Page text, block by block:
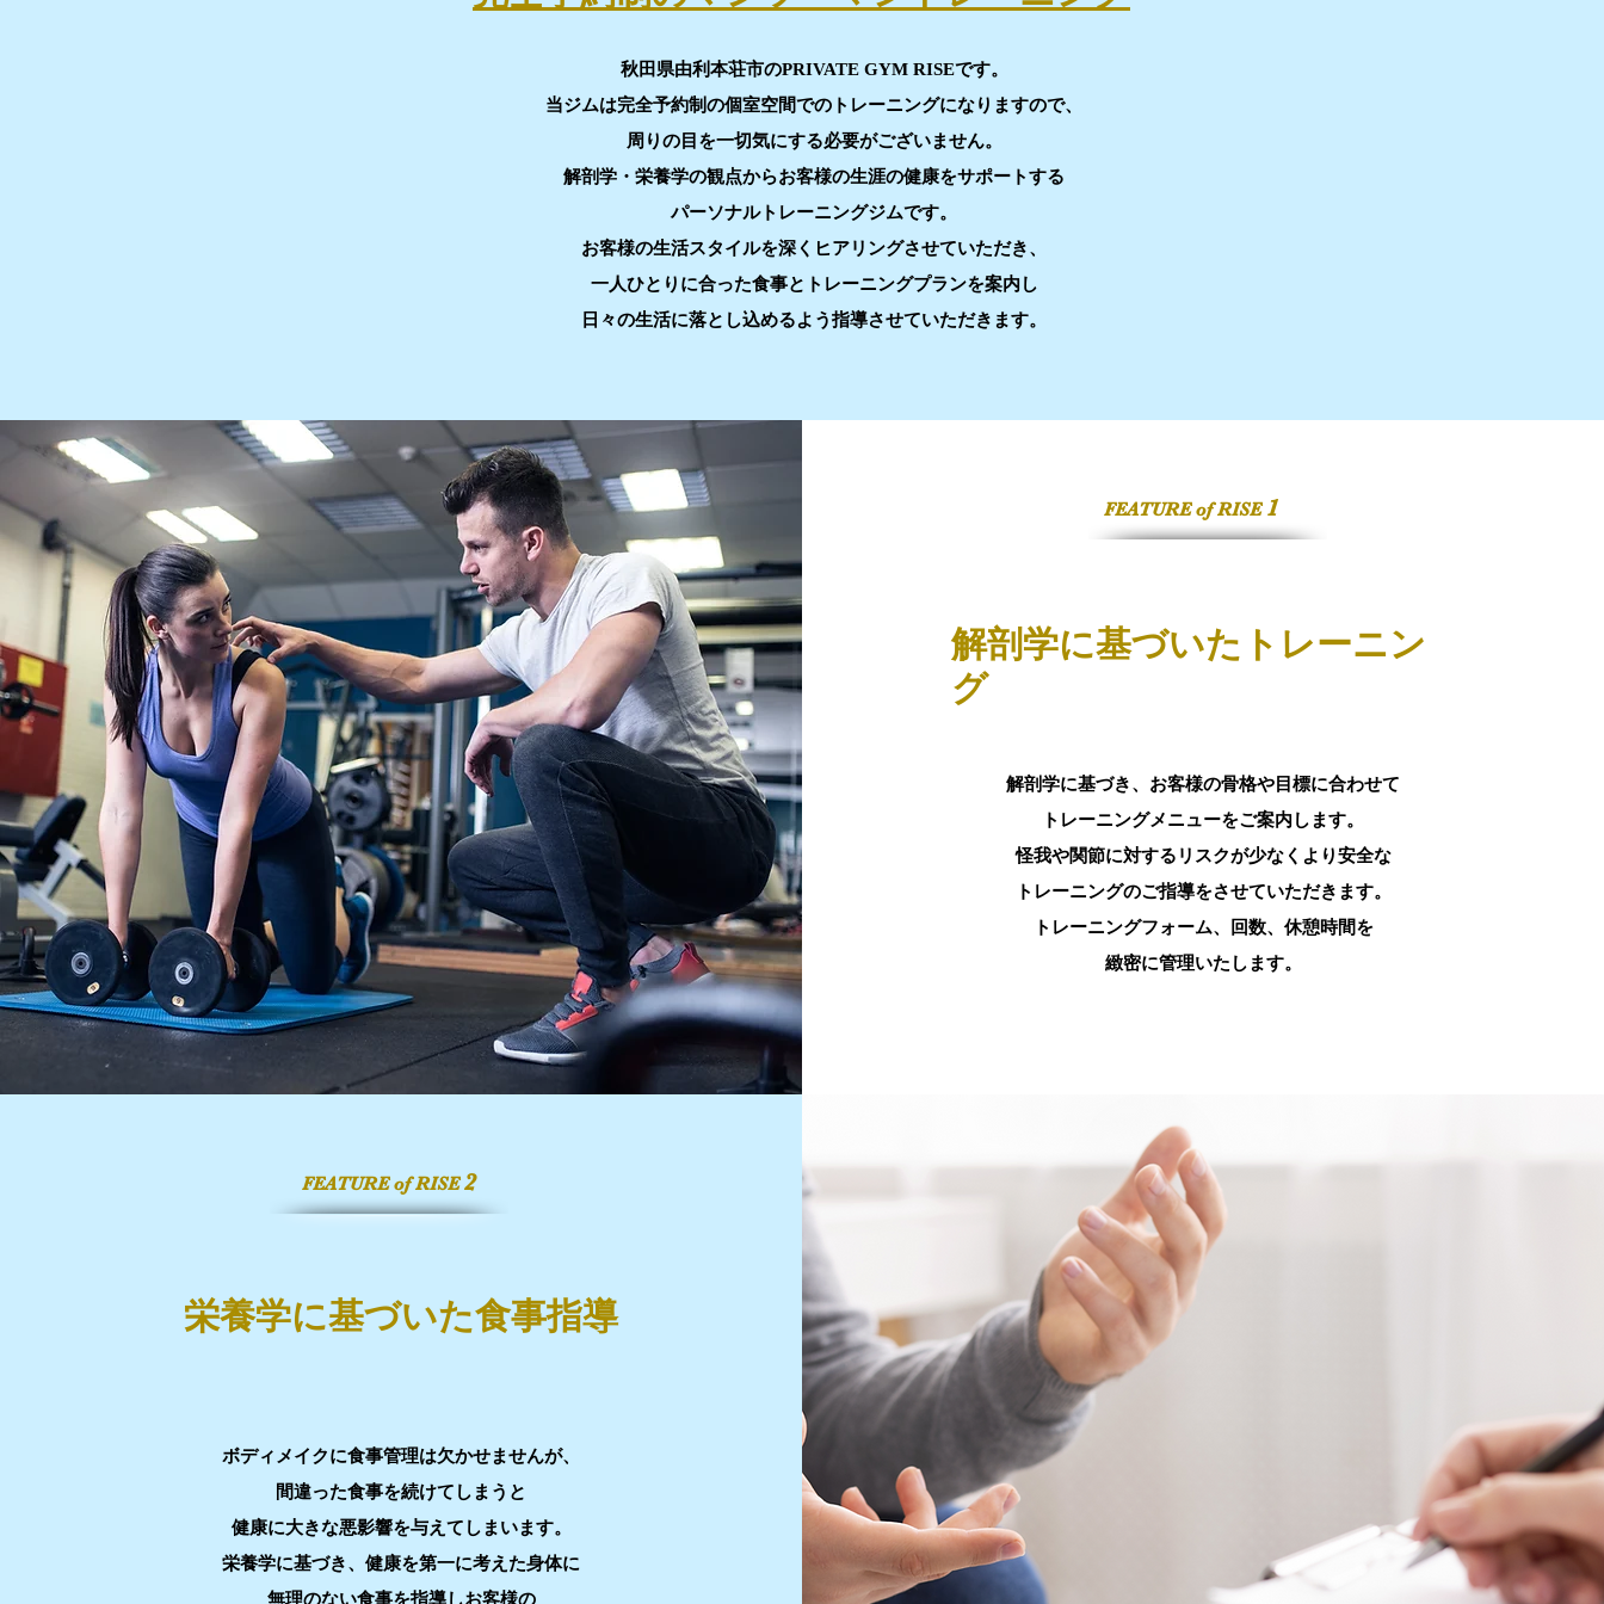
​秋田県由利本荘市のPRIVATE GYM RISEです。
当ジムは完全予約制の個室空間でのトレーニングになりますので、
周りの目を一切気にする必要がございません。
解剖学・栄養学の観点からお客様の生涯の健康をサポートする
パーソナルトレーニングジムです。
お客様の生活スタイルを深くヒアリングさせていただき、
一人ひとりに合った食事とトレーニングプランを案内し
日々の生活に落とし込めるよう指導させていただきます。
FEATURE of RISE 1
解剖学に基づいたトレーニン
グ
解剖学に基づき、お客様の骨格や目標に合わせて
トレーニングメニューをご案内します。
​怪我や関節に対するリスクが少なくより安全な
トレーニングのご指導をさせていただきます。
トレーニングフォーム、回数、休憩時間を
緻密に​管理いたします。
FEATURE of RISE2
栄養学に基づいた食事指導
ボディメイクに食事管理は欠かせませんが、
間違った食事を続けてしまうと
健康に大きな悪影響を与えてしまいます。
栄養学に基づき、健康を第一に考えた身体に
無理のない食事を指導しお客様の